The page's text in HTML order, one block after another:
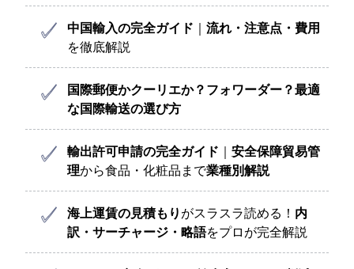
中国輸入の完全ガイド
流れ・注意点・費用
を徹底解説
国際郵便かクーリエか？フォワーダー？最適
な国際輸送の選び方
輸出許可申請の完全ガイド
安全保障貿易管
理から食品・化粧品まで業種別解説
海上運賃の見積もり がスラスラ読める！ 内
訳・サーチャージ・略語をプロが完全解説